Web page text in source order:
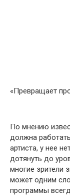
«Превращает
По мнению
должна
артиста, у нее
дотянуть до
многие зрители
может одним
программы